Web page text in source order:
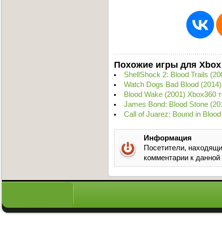
Похожие игры для Xbox
ShellShock 2: Blood Trails
Watch Dogs Bad Blood
Blood Wake (2001) Xbox360
James Bond: Blood Stone
Call of Juarez: Bound in
Информация
Посетители,
комментарии к